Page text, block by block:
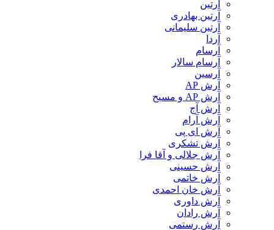
آرتین
آرتین بهادری
آرتین سلیمانی
آردا
آرسام
آرسام سالار
آرسین
آرش AP
آرش AP و مسیح
آرش آج
آرش آرام
آرش ای پی
آرش تشکری
آرش جلالی و آقا فرا
آرش حسینی
آرش خاتمی
آرش خان احمدی
آرش داوری
آرش رادان
آرش رستمى